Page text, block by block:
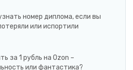
номер диплома, если вы
или испортили
за 1 рубль на Ozon –
или фантастика?